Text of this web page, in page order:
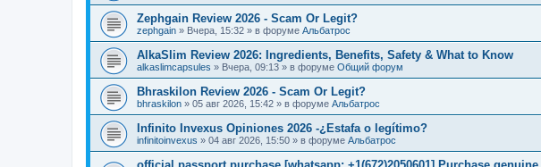
Zephgain Review 2026 - Scam Or Legit?
zephgain » Вчера, 15:32 » в форуме Альбатрос
AlkaSlim Review 2026: Ingredients, Benefits, Safety & What to Know
alkaslimcapsules » Вчера, 09:13 » в форуме Общий форум
Bhraskilon Review 2026 - Scam Or Legit?
bhraskilon » 05 авг 2026, 15:42 » в форуме Альбатрос
Infinito Invexus Opiniones 2026 -¿Estafa o legítimo?
infinitoinvexus » 04 авг 2026, 15:50 » в форуме Альбатрос